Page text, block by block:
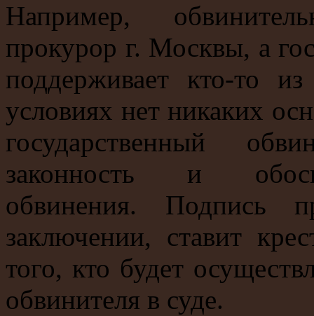
Например,
прокурор г. Москвы, а
поддерживает кто-то
условиях нет никаких
государственный
законность и
обвинения. Подпись
заключении, ставит
того, кто будет
обвинителя в суде.